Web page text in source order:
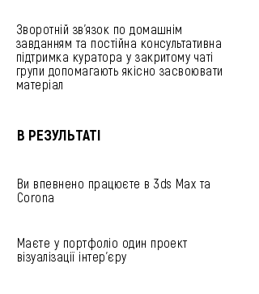
Зворотній зв'язок по домашнім
завданням та постійна консультативна
підтримка куратора у закритому чаті
групи допомагають якісно засвоювати
матеріал
В РЕЗУЛЬТАТІ
Ви впевнено працюєте в 3ds Max та
Corona
Маєте у портфоліо один проект
візуалізації інтер’єру